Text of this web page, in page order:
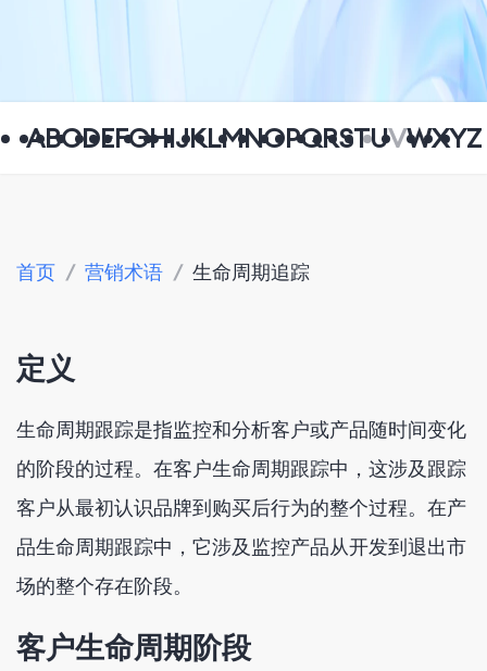
ABCDEFGHIJKLMNOPQRSTUVWXYZ
首页 / 营销术语 / 生命周期追踪
定义
生命周期跟踪是指监控和分析客户或产品随时间变化
的阶段的过程。在客户生命周期跟踪中，这涉及跟踪
客户从最初认识品牌到购买后行为的整个过程。在产
品生命周期跟踪中，它涉及监控产品从开发到退出市
场的整个存在阶段。
客户生命周期阶段